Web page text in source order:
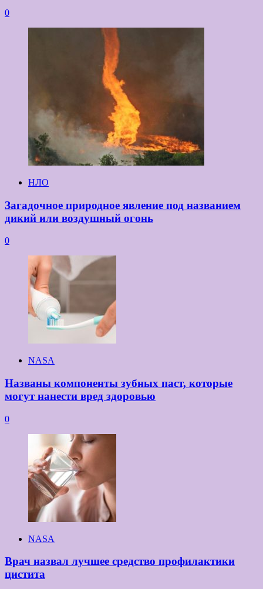
0
НЛО
Загадочное природное явление под названием
дикий или воздушный огонь
0
NASA
Названы компоненты зубных паст, которые
могут нанести вред здоровью
0
NASA
Врач назвал лучшее средство профилактики
цистита